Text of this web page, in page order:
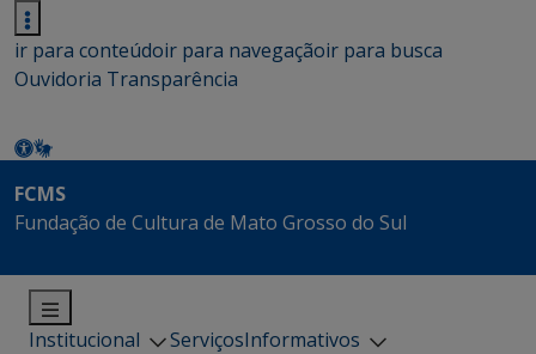
ir para conteúdoir para navegaçãoir para busca
Ouvidoria Transparência
FCMS
Fundação de Cultura de Mato Grosso do Sul
Institucional ServiçosInformativos